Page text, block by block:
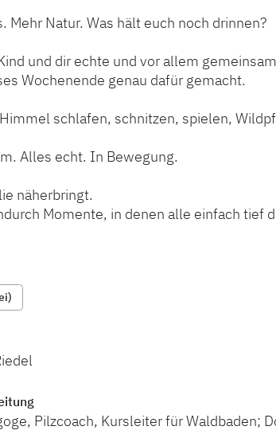
Mehr Natur. Was hält euch noch drinnen?
und dir echte und vor allem
Wochenende genau dafür gemacht.
schlafen, schnitzen, spielen,
Alles echt. In Bewegung.
näherbringt.
Momente, in denen alle einfach tief
Pilzcoach, Kursleiter für Waldbaden;